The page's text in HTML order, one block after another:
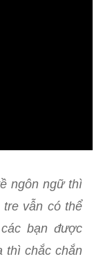
ngôn ngữ thì
vẫn có thể
bạn được
thì chắc chắn